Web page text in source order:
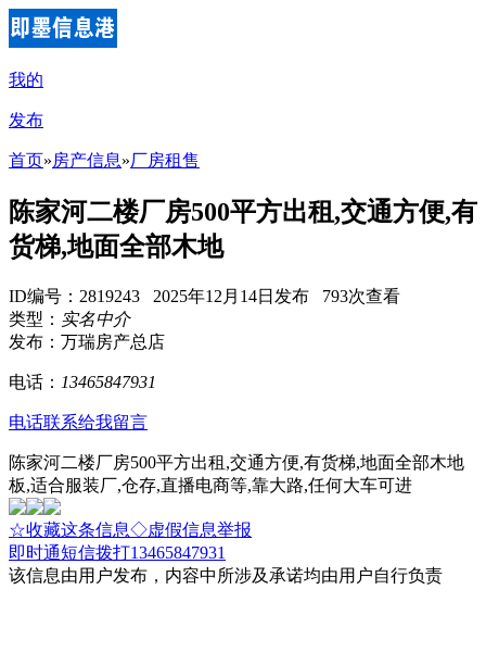
我的
发布
首页»房产信息»厂房租售
陈家河二楼厂房500平方出租,交通方便,有
货梯,地面全部木地
ID编号：2819243 2025年12月14日发布 793次查看
类型： 实名中介
发布：万瑞房产总店
电话： 13465847931
电话联系给我留言
陈家河二楼厂房500平方出租,交通方便,有货梯,地面全部木地
板,适合服装厂,仓存,直播电商等,靠大路,任何大车可进
☆收藏这条信息◇虚假信息举报
即时通短信拨打13465847931
该信息由用户发布，内容中所涉及承诺均由用户自行负责